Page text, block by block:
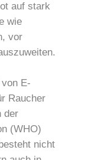
auf stark
wie
vor
E-
Raucher
der
(WHO)
nicht